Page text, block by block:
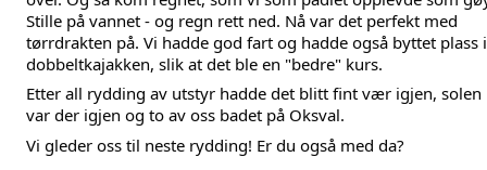
Stille på vannet - og regn rett ned. Nå var det perfekt med
tørrdrakten på. Vi hadde god fart og hadde også byttet plass i
dobbeltkajakken, slik at det ble en "bedre" kurs.
Etter all rydding av utstyr hadde det blitt fint vær igjen, solen
var der igjen og to av oss badet på Oksval.
Vi gleder oss til neste rydding! Er du også med da?